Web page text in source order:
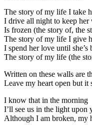
The story of my life I take
I drive all night to keep her
Is frozen (the story of, the
The story of my life I give
I spend her love until she’s
The story of my life (the
Written on these walls are
Leave my heart open but it
I know that in the morning
I’ll see us in the light upon
Although I am broken, my